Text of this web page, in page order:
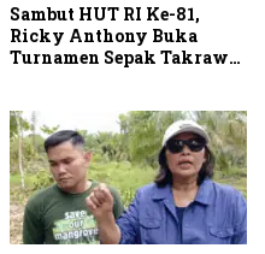
Sambut HUT RI Ke-81,
Ricky Anthony Buka
Turnamen Sepak Takraw